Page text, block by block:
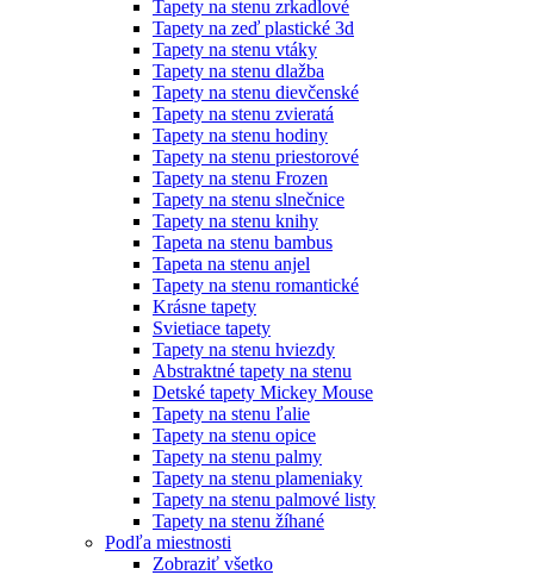
Tapety na stenu zrkadlové
Tapety na zeď plastické 3d
Tapety na stenu vtáky
Tapety na stenu dlažba
Tapety na stenu dievčenské
Tapety na stenu zvieratá
Tapety na stenu hodiny
Tapety na stenu priestorové
Tapety na stenu Frozen
Tapety na stenu slnečnice
Tapety na stenu knihy
Tapeta na stenu bambus
Tapeta na stenu anjel
Tapety na stenu romantické
Krásne tapety
Svietiace tapety
Tapety na stenu hviezdy
Abstraktné tapety na stenu
Detské tapety Mickey Mouse
Tapety na stenu ľalie
Tapety na stenu opice
Tapety na stenu palmy
Tapety na stenu plameniaky
Tapety na stenu palmové listy
Tapety na stenu žíhané
Podľa miestnosti
Zobraziť všetko